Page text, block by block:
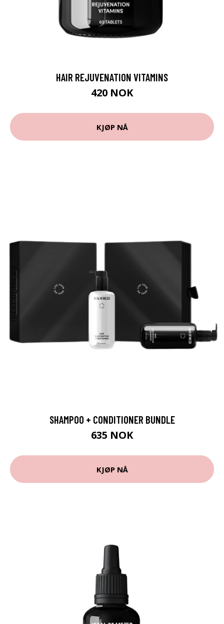
HAIR REJUVENATION VITAMINS
420 NOK
KJØP NÅ
SHAMPOO + CONDITIONER BUNDLE
635 NOK
KJØP NÅ